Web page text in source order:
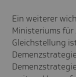
Ein weiterer
Ministeriums für
Gleichstellung